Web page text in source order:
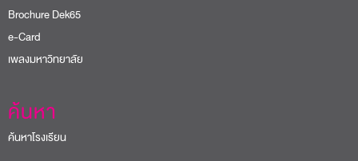
Brochure Dek65
e-Card
เพลงมหาวิทยาลัย
ค้นหา
ค้นหาโรงเรียน